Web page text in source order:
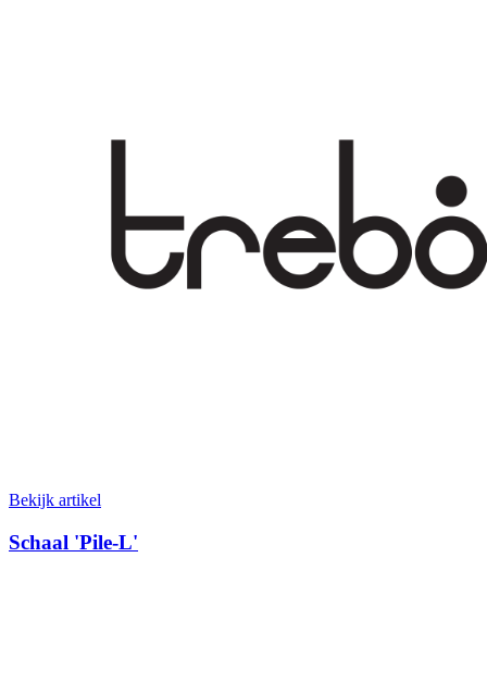
Bekijk artikel
Schaal 'Pile-L'